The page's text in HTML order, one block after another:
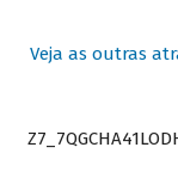
Veja as outras